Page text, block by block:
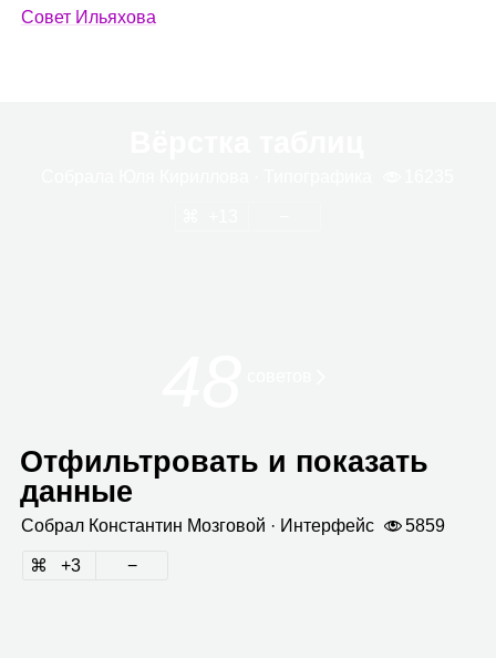
Совет Ильяхова
Отфильтровать и показать
данные
Собрал Кон­стан­тин Моз­го­вой · Интер­фейс 5859
3